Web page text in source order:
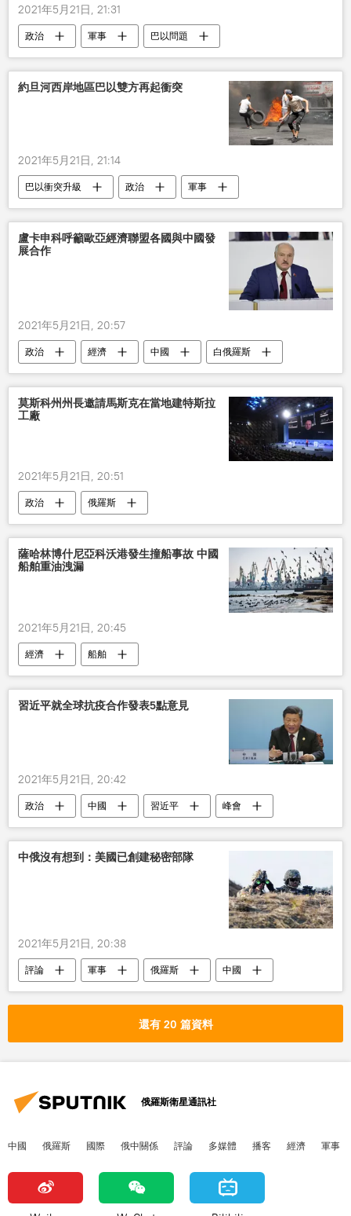
2021年5月21日, 21:31
政治 軍事 巴以問題
約旦河西岸地區巴以雙方再起衝突
2021年5月21日, 21:14
巴以衝突升級 政治
軍事
衝突
盧卡申科呼籲歐亞經濟聯盟各國與中國發
展合作
2021年5月21日, 20:57
政治 經濟 中國
白俄羅斯
歐亞經濟聯盟
合作
亞歷山大•盧卡申科
莫斯科州州長邀請馬斯克在當地建特斯拉
工廠
2021年5月21日, 20:51
政治 俄羅斯
薩哈林博什尼亞科沃港發生撞船事故 中國
船舶重油洩漏
2021年5月21日, 20:45
經濟 船舶
習近平就全球抗疫合作發表5點意見
2021年5月21日, 20:42
政治 中國 習近平
峰會
健康
中俄沒有想到：美國已創建秘密部隊
2021年5月21日, 20:38
評論 軍事 俄羅斯
中國
部隊
武裝 五角大樓
還有 20 篇資料
俄羅斯衛星通訊社
中國 俄羅斯 國際 俄中關係 評論 多媒體 播客 經濟 軍事